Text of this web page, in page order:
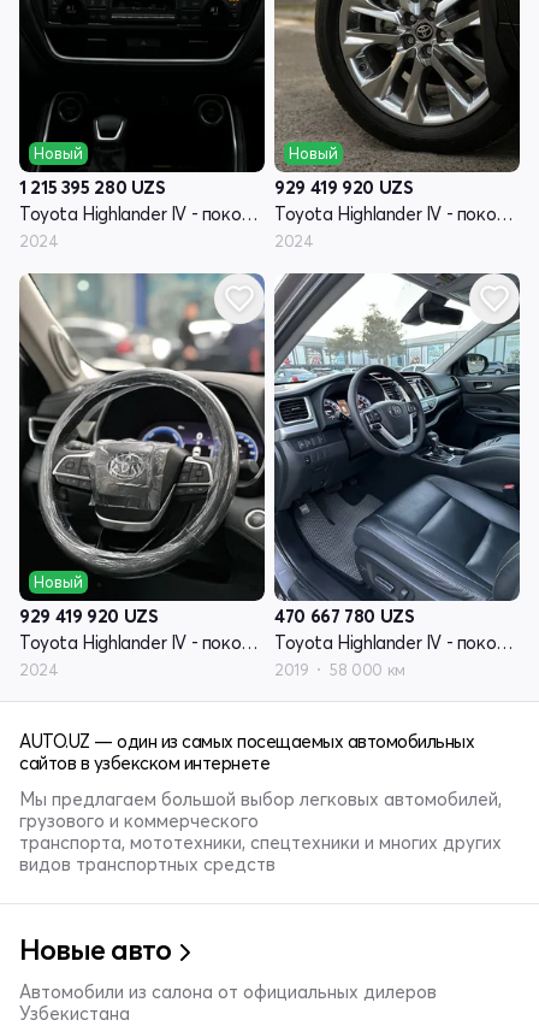
Новый
1 215 395 280 UZS
Toyota Highlander IV - поколение (U70)
2024
Новый
929 419 920 UZS
Toyota Highlander IV - поколение (U70)
2024
Новый
929 419 920 UZS
Toyota Highlander IV - поколение (U70)
2024
470 667 780 UZS
Toyota Highlander IV - поколение (U70)
2019 58 000 км
AUTO.UZ — один из самых посещаемых автомобильных
сайтов в узбекском интернете
Мы предлагаем большой выбор легковых автомобилей,
грузового и коммерческого
транспорта, мототехники, спецтехники и многих других
видов транспортных средств
Новые авто
Автомобили из салона от официальных дилеров
Узбекистана